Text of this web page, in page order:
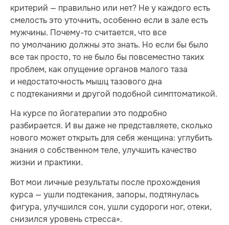
критерий — правильно или нет? Не у каждого есть
смелость это уточнить, особенно если в зале есть
мужчины. Почему-то считается, что все
по умолчанию должны это знать. Но если бы было
все так просто, то не было бы повсеместно таких
проблем, как опущение органов малого таза
и недостаточность мышц тазового дна
с подтеканиями и другой подобной симптоматикой.
На курсе по йогатерапии это подробно
разбирается. И вы даже не представляете, сколько
нового может открыть для себя женщина: углубить
знания о собственном теле, улучшить качество
жизни и практики.
Вот мои личные результаты после прохождения
курса — ушли подтекания, запоры, подтянулась
фигура, улучшился сон, ушли судороги ног, отеки,
снизился уровень стресса».